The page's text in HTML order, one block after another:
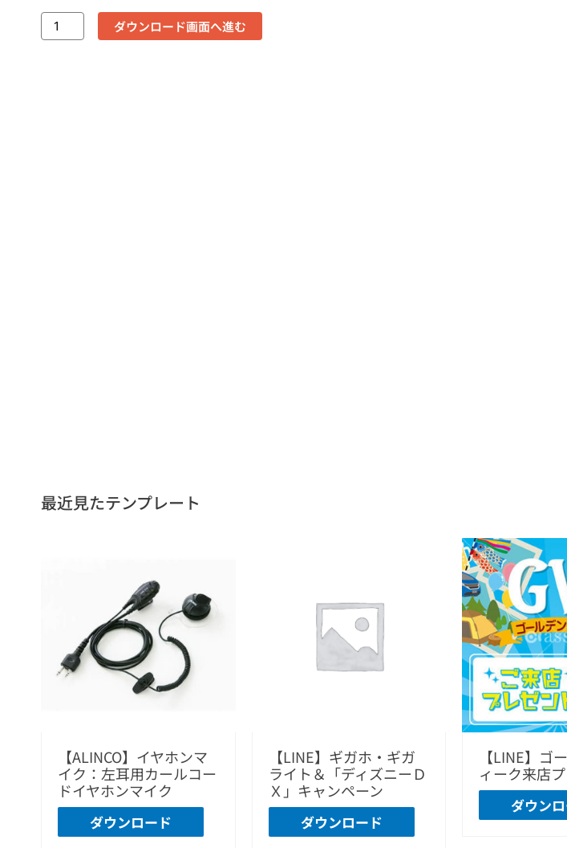
ダウンロード画面へ進む
最近見たテンプレート
【ALINCO】イヤホンマ
イク：左耳用カールコー
ドイヤホンマイク
ダウンロード
【LINE】ギガホ・ギガ
ライト＆「ディズニーＤ
Ｘ」キャンペーン
ダウンロード
【LINE】ゴ
ィーク来店
ダウン